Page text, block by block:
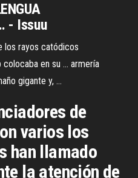
- Issuu
los rayos catódicos
en su ... armería
gigante y, ...
de
varios los
han llamado
la atención de